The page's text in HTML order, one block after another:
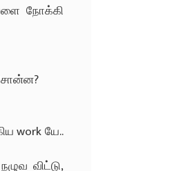
நோக்கி
work யே..
விட்டு,